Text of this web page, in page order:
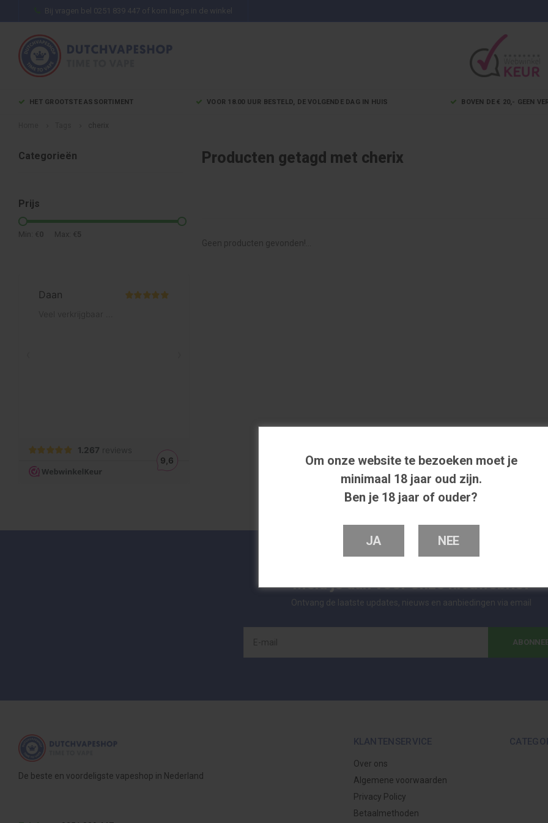
Om onze website te bezoeken moet je
minimaal 18 jaar oud zijn.
Ben je 18 jaar of ouder?
JA NEE
Bij vragen bel 0251 839 447 of kom langs in de winkel
HET GROOTSTE ASSORTIMENT VOOR 18.00 UUR BESTELD, DE VOLGENDE DAG IN HUIS BOVEN DE € 20,- GEEN
cherix
Categorieën
Prijs
Min: € 0 Max: € 5
Producten getagd met cherix
Geen producten gevonden!...
Meld je aan voor onze nieuwsbrief
Ontvang de laatste updates, nieuws en aanbiedingen via email
De beste en voordeligste vapeshop in Nederland
KLANTENSERVICE
Over ons
Algemene voorwaarden
Privacy Policy
Betaalmethoden